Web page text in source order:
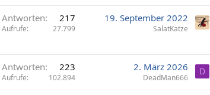
Antworten 217
Aufrufe 27.799
19. September 2022
SalatKatze
Antworten 223
Aufrufe 102.894
2. März 2026
DeadMan666
D